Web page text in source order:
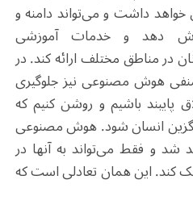
خواهد داشت و می‌تواند دامنه و
دهد و خدمات آموزشی
مناطق مختلف ارائه کند. در
هوش مصنوعی نیز جلوگیری
پایبند باشیم و روشن کنیم که
انسان شود. هوش مصنوعی
شد و فقط می‌تواند به آنها در
کند. این همان تعادلی است که